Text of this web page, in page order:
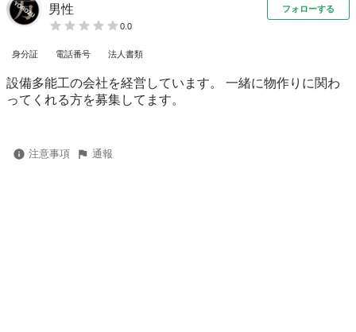
男性
0.0
フォローする
身分証 電話番号 法人書類
設備多能工の会社を経営しています。 一緒に物作りに関わ
ってくれる方を募集してます。
注意事項 通報